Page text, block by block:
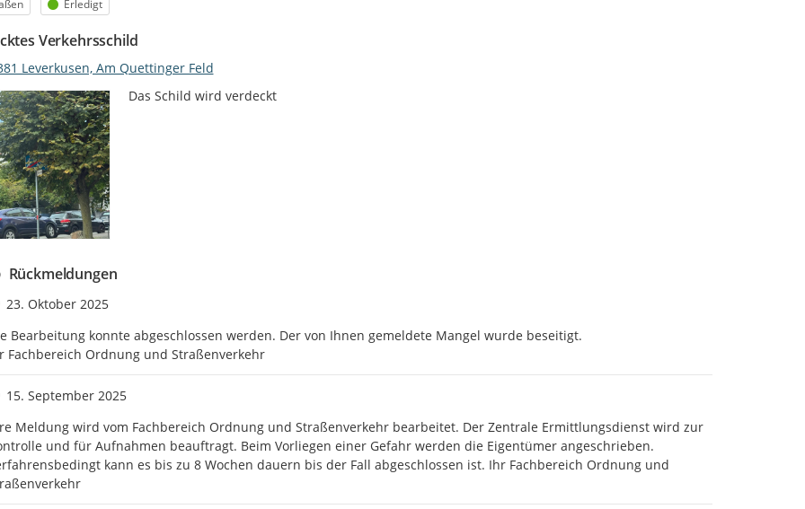
Status
Erledigt
Verkehrsschild
Leverkusen, Am Quettinger Feld
Das Schild wird verdeckt
Rückmeldungen
Zeitpunkt des Erstellens
23. Oktober 2025
Bearbeitung konnte abgeschlossen werden. Der von Ihnen gemeldete Mangel wurde beseitigt.
Fachbereich Ordnung und Straßenverkehr
Zeitpunkt des Erstellens
15. September 2025
Meldung wird vom Fachbereich Ordnung und Straßenverkehr bearbeitet. Der Zentrale Ermittlungsdienst wird zur
und für Aufnahmen beauftragt. Beim Vorliegen einer Gefahr werden die Eigentümer angeschrieben.
kann es bis zu 8 Wochen dauern bis der Fall abgeschlossen ist. Ihr Fachbereich Ordnung und